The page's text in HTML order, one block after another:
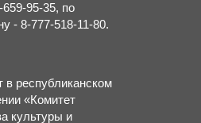
95-35, по
- 8-777-518-11-80.
в республиканском
«Комитет
культуры и